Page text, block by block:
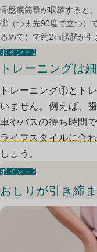
骨盤底筋群が収縮すると
①（つま先90度で立つ）
るめて）で約2㎝膀胱が引
ポイント1
トレーニングは
トレーニング①とト
いません。例えば、
車やバスの待ち時間
ライフスタイルに合
しょう。
ポイント2
おしりが引き締